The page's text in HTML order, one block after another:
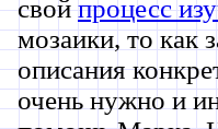
свойпроцесс
мозаики, то как
описания
очень нужно и